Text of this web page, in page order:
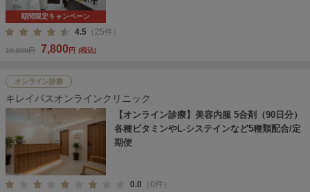
期間限定キャンペーン
4.5 （25件）
19,800円 7,800円 (税込)
オンライン診療
キレイパスオンラインクリニック
【オンライン診療】美容内服 5合剤（90日分）
各種ビタミンやL-システインなど5種類配合/定
期便
0.0 （0件）